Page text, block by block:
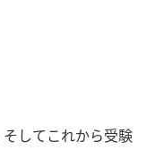
そしてこれから受験